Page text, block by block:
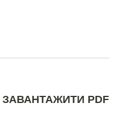
ЗАВАНТАЖИТИ PDF